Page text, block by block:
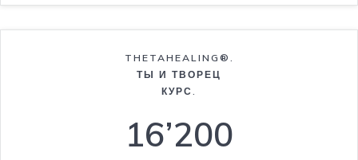
THETAHEALING®.
ТЫ И ТВОРЕЦ
КУРС.
16’200